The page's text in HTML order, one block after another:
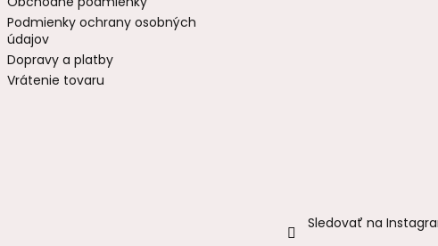
Podmienky ochrany osobných
údajov
Dopravy a platby
Vrátenie tovaru
Sledovať na